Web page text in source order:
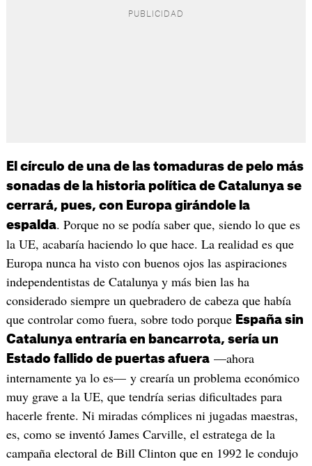
El círculo de una de las tomaduras de pelo más
sonadas de la historia política de Catalunya se
cerrará, pues, con Europa girándole la
espalda. Porque no se podía saber que, siendo lo que es
la UE, acabaría haciendo lo que hace. La realidad es que
Europa nunca ha visto con buenos ojos las aspiraciones
independentistas de Catalunya y más bien las ha
considerado siempre un quebradero de cabeza que había
que controlar como fuera, sobre todo porque España sin
Catalunya entraría en bancarrota, sería un
Estado fallido de puertas afuera—ahora
internamente ya lo es— y crearía un problema económico
muy grave a la UE, que tendría serias dificultades para
hacerle frente. Ni miradas cómplices ni jugadas maestras,
es, como se inventó James Carville, el estratega de la
campaña electoral de Bill Clinton que en 1992 le condujo